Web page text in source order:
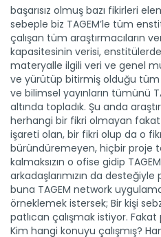
başarısız olmuş bazı fikirleri
sebeple biz TAGEM’le tüm
çalışan tüm araştırmacıların
kapasitesinin verisi,
materyalle ilgili veri ve genel
ve yürütüp bitirmiş olduğu tüm
ve bilimsel yayınların tümünü
altında topladık. Şu anda
herhangi bir fikri olmayan fakat
işareti olan, bir fikri olup da o
büründüremeyen, hiçbir proje
kalmaksızın o ofise gidip
arkadaşlarımızın da
buna TAGEM network
örneklemek istersek; Bir kişi
patlıcan çalışmak istiyor. Fakat
Kim hangi konuyu çalışmış?